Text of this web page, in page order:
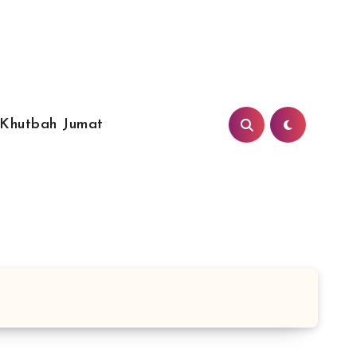
Khutbah Jumat